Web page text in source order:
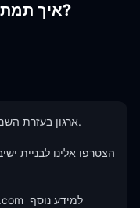
איך תמתיקו את גזר הדין בראש השנה?
ארגון בעזרת